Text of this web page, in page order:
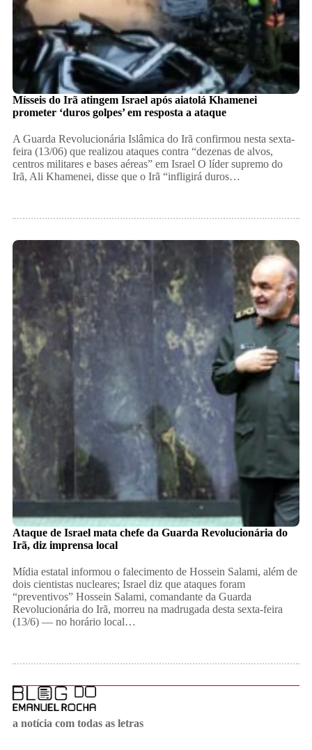
Mísseis do Irã atingem Israel após aiatolá Khamenei
prometer ‘duros golpes’ em resposta a ataque
A Guarda Revolucionária Islâmica do Irã confirmou nesta sexta-
feira (13/06) que realizou ataques contra “dezenas de alvos,
centros militares e bases aéreas” em Israel O líder supremo do
Irã, Ali Khamenei, disse que o Irã “infligirá duros…
Ataque de Israel mata chefe da Guarda Revolucionária do
Irã, diz imprensa local
Mídia estatal informou o falecimento de Hossein Salami, além de
dois cientistas nucleares; Israel diz que ataques foram
“preventivos” Hossein Salami, comandante da Guarda
Revolucionária do Irã, morreu na madrugada desta sexta-feira
(13/6) — no horário local…
a notícia com todas as letras